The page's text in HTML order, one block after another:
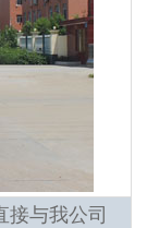
与我公司